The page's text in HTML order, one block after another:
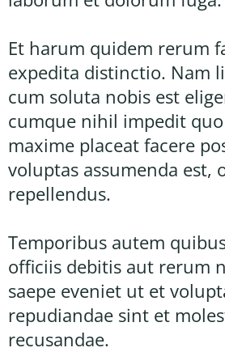
Et harum quidem rerum
expedita distinctio. Nam
cum soluta nobis est
cumque nihil impedit
maxime placeat facere
voluptas assumenda est,
repellendus.
Temporibus autem
officiis debitis aut rerum
saepe eveniet ut et
repudiandae sint et
recusandae.